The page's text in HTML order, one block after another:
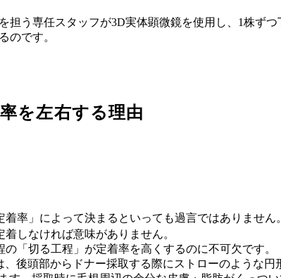
担う専任スタッフが3D実体顕微鏡を使用し、1株ず
のです。
を左右する理由
着率」によって決まるといっても過言ではありません
着しなければ意味がありません。
「切る工程」が定着率を高くするのに不可欠です。
、後頭部からドナー採取する際にストローのような円